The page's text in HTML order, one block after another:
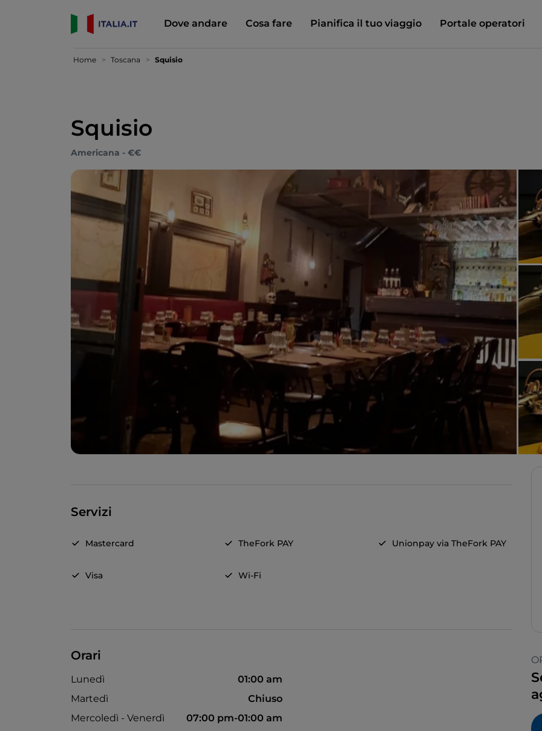
Dove andare Cosa fare Pianifica il tuo viaggio Portale operatori
Home Toscana Squisio
Squisio
Americana - €€
Servizi
Mastercard TheFork PAY Unionpay via TheFork PAY
Visa Wi-Fi
Orari
Lunedì
01:00 am
Martedì
Chiuso
Mercoledì - Venerdì
07:00 pm-01:00 am